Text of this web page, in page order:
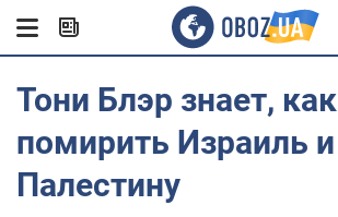
Тони Блэр знает, как
помирить Израиль и
Палестину